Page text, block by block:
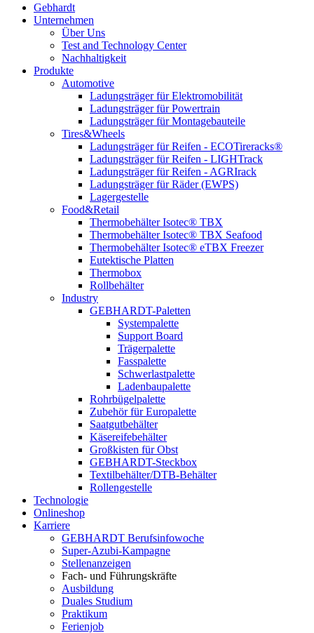
Gebhardt
Unternehmen
Über Uns
Test and Technology Center
Nachhaltigkeit
Produkte
Automotive
Ladungsträger für Elektromobilität
Ladungsträger für Powertrain
Ladungsträger für Montagebauteile
Tires&Wheels
Ladungsträger für Reifen - ECOTireracks®
Ladungsträger für Reifen - LIGHTrack
Ladungsträger für Reifen - AGRIrack
Ladungsträger für Räder (EWPS)
Lagergestelle
Food&Retail
Thermobehälter Isotec® TBX
Thermobehälter Isotec® TBX Seafood
Thermobehälter Isotec® eTBX Freezer
Eutektische Platten
Thermobox
Rollbehälter
Industry
GEBHARDT-Paletten
Systempalette
Support Board
Trägerpalette
Fasspalette
Schwerlastpalette
Ladenbaupalette
Rohrbügelpalette
Zubehör für Europalette
Saatgutbehälter
Käsereifebehälter
Großkisten für Obst
GEBHARDT-Steckbox
Textilbehälter/DTB-Behälter
Rollengestelle
Technologie
Onlineshop
Karriere
GEBHARDT Berufsinfowoche
Super-Azubi-Kampagne
Stellenanzeigen
Fach- und Führungskräfte
Ausbildung
Duales Studium
Praktikum
Ferienjob